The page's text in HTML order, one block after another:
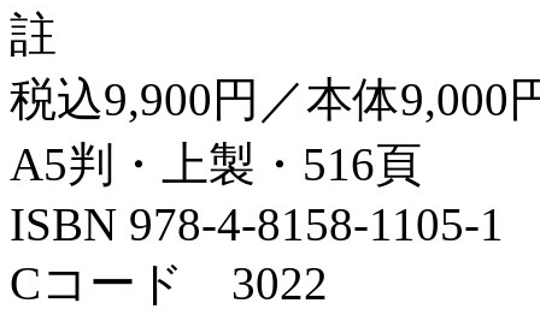
註
税込9,900円／本体9,000
A5判・上製・516頁
ISBN 978-4-8158-1105-1
Cコード 3022